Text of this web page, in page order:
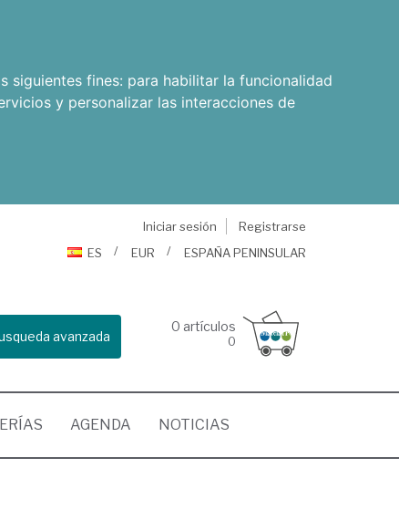
siguientes fines: para habilitar la funcionalidad
y personalizar las interacciones de
Iniciar sesión
Registrarse
ES
EUR ESPAÑA PENINSULAR
avanzada
0 artículos
0
AGENDA NOTICIAS